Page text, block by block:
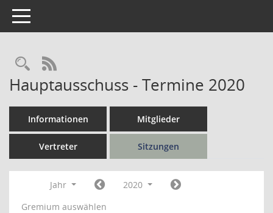
Toggle navigation
Rechercheauswahl
RSS-Feed
Hauptausschuss - Termine 2020
Informationen Mitglieder
Vertreter Sitzungen
Jahr
2020
Gremium auswählen